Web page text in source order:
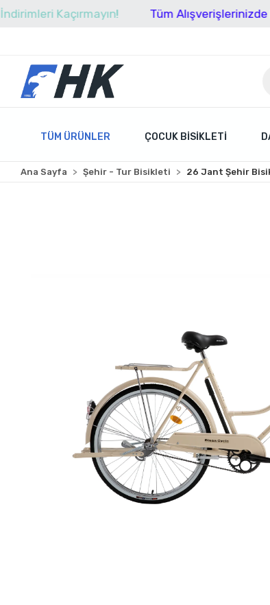
Kaçırmayın! Tüm Alışverişlerinizde Kargo
TÜM ÜRÜNLER ÇOCUK BISIKLETI
Ana Sayfa Şehir - Tur Bisikleti 26 Jant Şehir